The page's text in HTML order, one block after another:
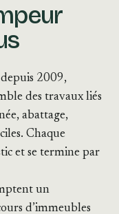
2009,
des travaux liés
abattage,
Chaque
et se termine par
un
d’immeubles